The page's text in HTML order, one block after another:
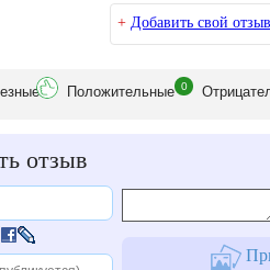
+ Добавить свой отзыв
ые Положительные 0 Отрицат
отзыв